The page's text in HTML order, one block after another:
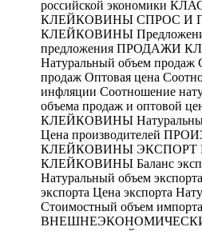
российской экономики
КЛЕЙКОВИНЫ СПРОС И
КЛЕЙКОВИНЫ Предложение
предложения ПРОДАЖИ
Натуральный объем продаж
продаж Оптовая цена
инфляции Соотношение
объема продаж и оптовой
КЛЕЙКОВИНЫ Натуральный
Цена производителей
КЛЕЙКОВИНЫ ЭКСПОРТ
КЛЕЙКОВИНЫ Баланс
Натуральный объем
экспорта Цена экспорта
Стоимостный объем